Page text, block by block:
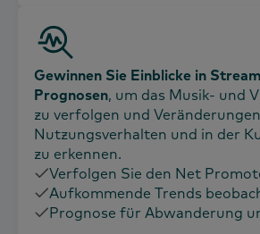
Gewinnen Sie Einblicke in
Prognosen, um das Musik- und
zu verfolgen und
Nutzungsverhalten und in der
zu erkennen.
Verfolgen Sie den Net
Aufkommende Trends
Prognose für Abwanderung